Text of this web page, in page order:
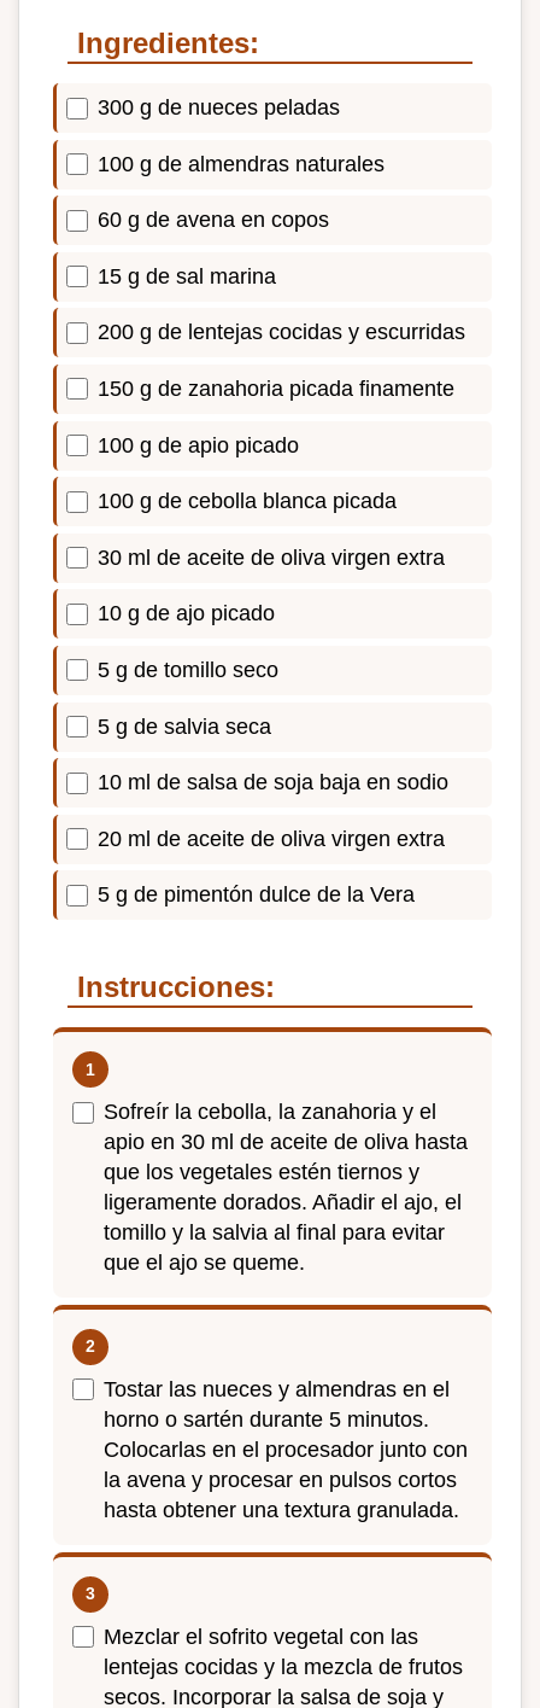
Ingredientes:
300 g de nueces peladas
100 g de almendras naturales
60 g de avena en copos
15 g de sal marina
200 g de lentejas cocidas y escurridas
150 g de zanahoria picada finamente
100 g de apio picado
100 g de cebolla blanca picada
30 ml de aceite de oliva virgen extra
10 g de ajo picado
5 g de tomillo seco
5 g de salvia seca
10 ml de salsa de soja baja en sodio
20 ml de aceite de oliva virgen extra
5 g de pimentón dulce de la Vera
Instrucciones:
Sofreír la cebolla, la zanahoria y el
apio en 30 ml de aceite de oliva hasta
que los vegetales estén tiernos y
ligeramente dorados. Añadir el ajo, el
tomillo y la salvia al final para evitar
que el ajo se queme.
Tostar las nueces y almendras en el
horno o sartén durante 5 minutos.
Colocarlas en el procesador junto con
la avena y procesar en pulsos cortos
hasta obtener una textura granulada.
Mezclar el sofrito vegetal con las
lentejas cocidas y la mezcla de frutos
secos. Incorporar la salsa de soja y